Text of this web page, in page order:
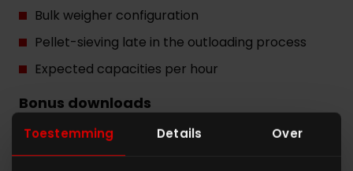
Toestemming Details Over
Bulk weigher configuration
Pellet-sieving late in the outloading process
Expected capacities per hour
Bonus downloads
Q&A Overview